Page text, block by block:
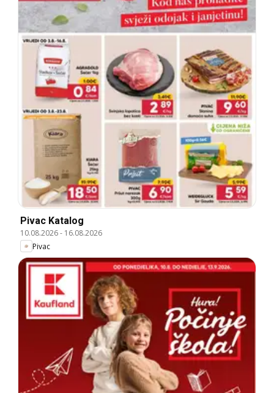
Pivac Katalog
10.08.2026- 16.08.2026
Pivac